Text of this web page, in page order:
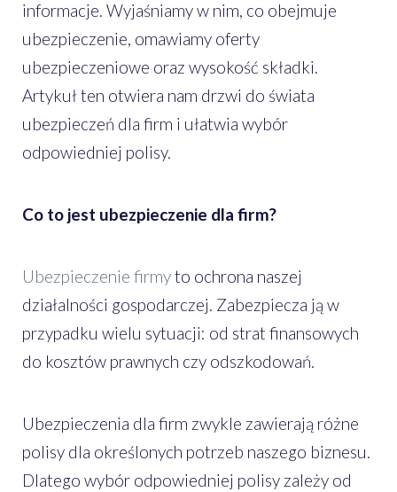
informacje. Wyjaśniamy w nim, co obejmuje
ubezpieczenie, omawiamy oferty
ubezpieczeniowe oraz wysokość składki.
Artykuł ten otwiera nam drzwi do świata
ubezpieczeń dla firm i ułatwia wybór
odpowiedniej polisy.
Co to jest ubezpieczenie dla firm?
Ubezpieczenie firmyto ochrona naszej
działalności gospodarczej. Zabezpiecza ją w
przypadku wielu sytuacji: od strat finansowych
do kosztów prawnych czy odszkodowań.
Ubezpieczenia dla firm zwykle zawierają różne
polisy dla określonych potrzeb naszego biznesu.
Dlatego wybór odpowiedniej polisy zależy od